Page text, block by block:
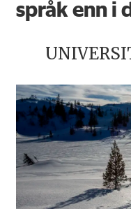
språk enn i